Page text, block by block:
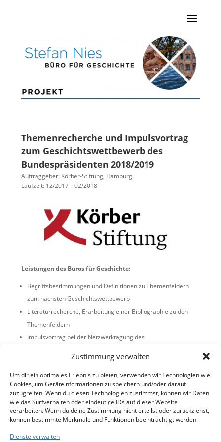
Zustimmung verwalten
Um dir ein optimales Erlebnis zu bieten, verwenden wir Technologien wie
Cookies, um Geräteinformationen zu speichern und/oder darauf
zuzugreifen. Wenn du diesen Technologien zustimmst, können wir Daten
wie das Surfverhalten oder eindeutige IDs auf dieser Website
verarbeiten. Wenn du deine Zustimmung nicht erteilst oder zurückziehst,
können bestimmte Merkmale und Funktionen beeinträchtigt werden.
Dienste verwalten
Themenrecherche und Impulsvortrag
zum Geschichtswettbewerb des
Bundespräsidenten 2018/2019
Auftraggeber: Körber-Stiftung, Hamburg
Laufzeit: 12/2017 – 02/2018
Leistungen des Büros für Geschichte:
Begriffsbestimmungen und Definitionen zu Themenfeldern
zum nächsten Geschichtswettbewerb
Literaturrecherche, Erarbeitung einer Bibliographie zu den
Themenfeldern
Impulsvortrag bei der Netzwerktagung des
Das Thema des Geschichtswettbewerbs wurde am 1.9.2018
bekannt gegeben, es lautet: „So geht’s nicht weiter. Krise,
Umbruch, Aufbruch“, siehe die Website der Körber-Stiftung.